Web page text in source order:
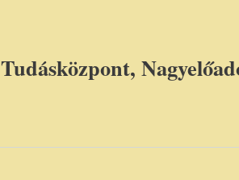
Tudásközpont,